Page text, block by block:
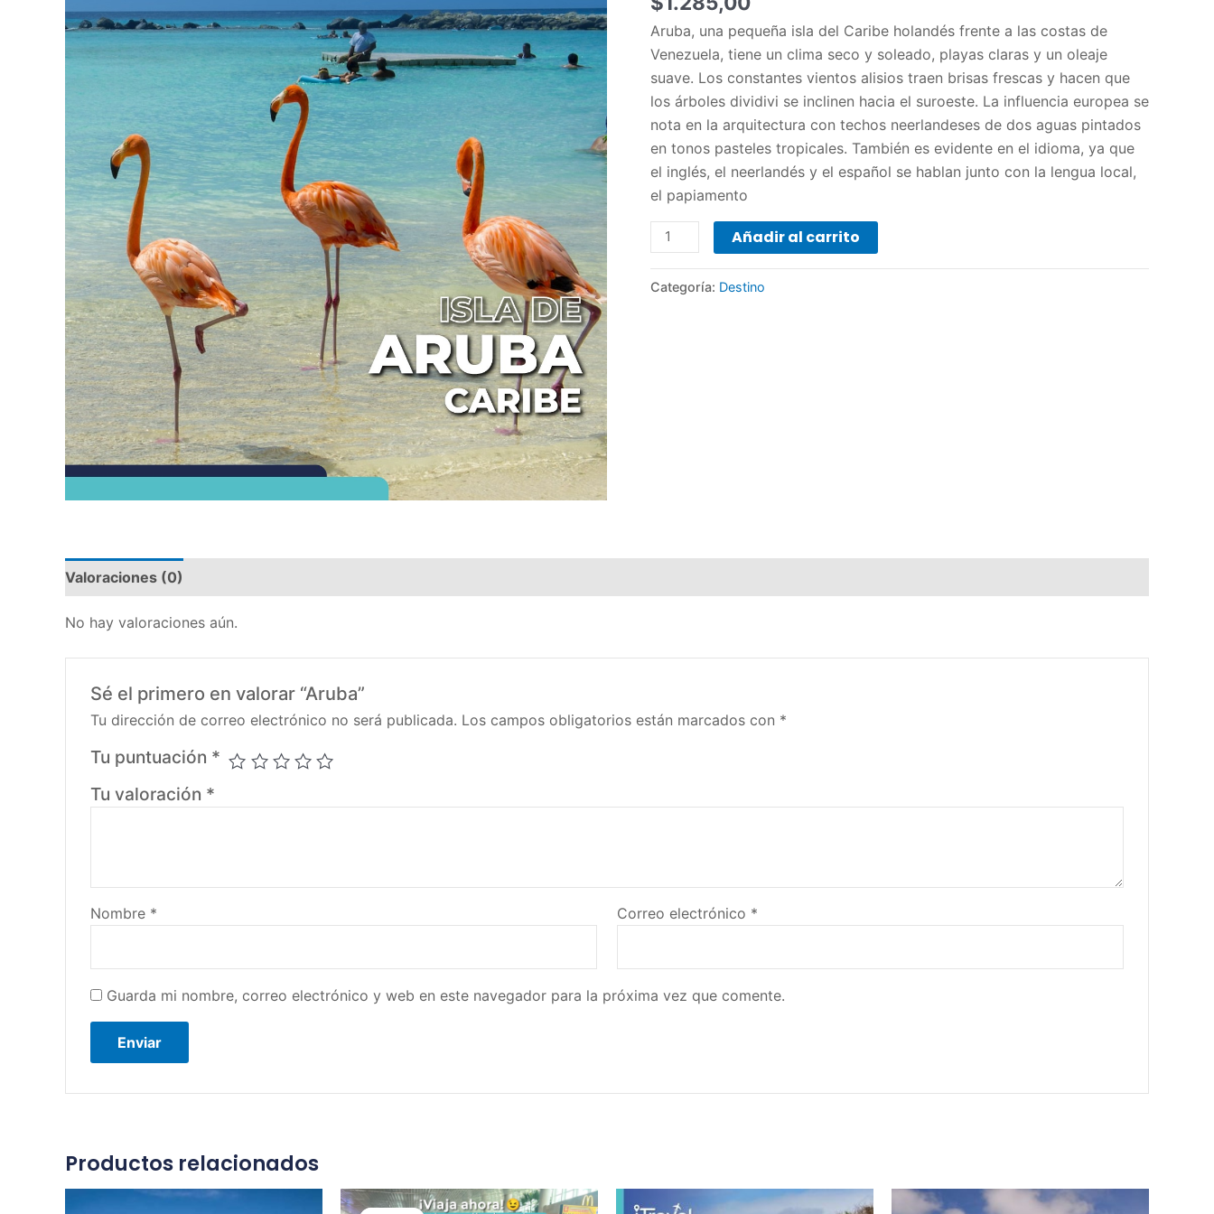
Aruba, una pequeña isla del Caribe holandés frente a las costas de
Venezuela, tiene un clima seco y soleado, playas claras y un oleaje
suave. Los constantes vientos alisios traen brisas frescas y hacen que
los árboles dividivi se inclinen hacia el suroeste. La influencia europea se
nota en la arquitectura con techos neerlandeses de dos aguas pintados
en tonos pasteles tropicales. También es evidente en el idioma, ya que
el inglés, el neerlandés y el español se hablan junto con la lengua local,
el papiamento
Añadir al carrito
Categoría: Destino
Valoraciones (0)
No hay valoraciones aún.
Sé el primero en valorar “Aruba”
Tu dirección de correo electrónico no será publicada. Los campos obligatorios están marcados con *
Tu puntuación *
Tu valoración *
Nombre * Correo electrónico *
Guarda mi nombre, correo electrónico y web en este navegador para la próxima vez que comente.
Productos relacionados